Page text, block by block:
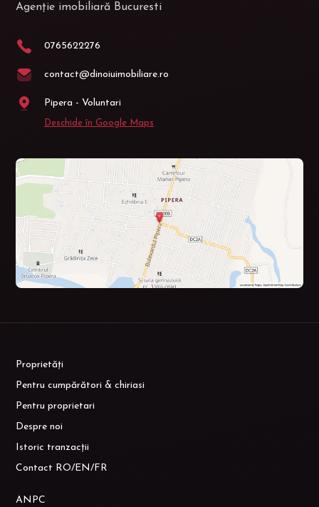
Agenție imobiliară Bucuresti
0765622276
contact@dinoiuimobiliare.ro
Pipera - Voluntari
Deschide în Google Maps
Proprietăți
Pentru cumpărători & chiriasi
Pentru proprietari
Despre noi
Istoric tranzacții
Contact RO/EN/FR
ANPC